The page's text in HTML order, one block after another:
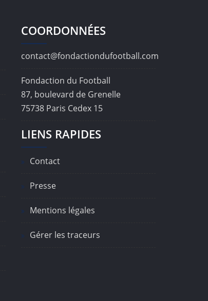
COORDONNÉES
contact@fondactiondufootball.com
Fondaction du Football
87, boulevard de Grenelle
75738 Paris Cedex 15
LIENS RAPIDES
Contact
Presse
Mentions légales
Gérer les traceurs